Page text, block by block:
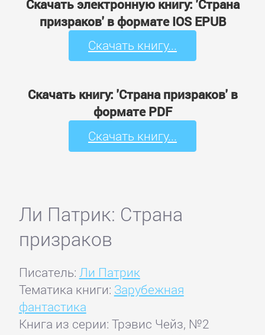
Скачать электронную книгу: 'Страна
призраков' в формате IOS EPUB
Скачать книгу...
Скачать книгу: 'Страна призраков' в
формате PDF
Скачать книгу...
Ли Патрик: Страна
призраков
Писатель: Ли Патрик
Тематика книги: Зарубежная
фантастика
Книга из серии: Трэвис Чейз, №2